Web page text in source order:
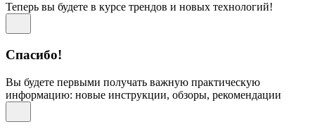
Теперь вы будете в курсе трендов и новых технологий!
Спасибо!
Вы будете первыми получать важную практическую
информацию: новые инструкции, обзоры, рекомендации